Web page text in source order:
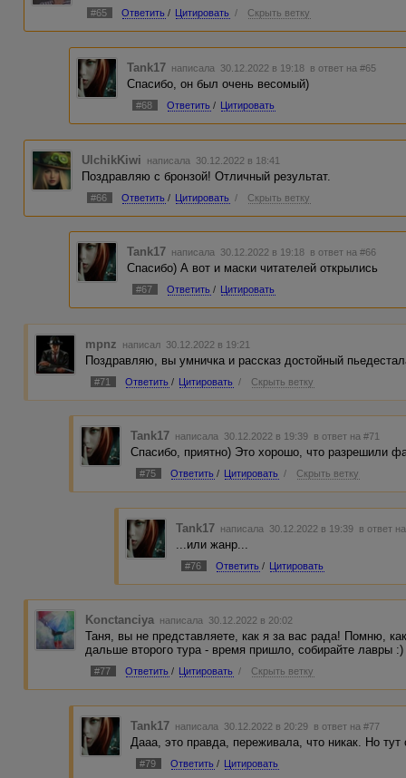
#65 Ответить / Цитировать / Скрыть ветку
Tank17 написала 30.12.2022 в 19:18 в ответ на #65
Спасибо, он был очень весомый)
#68 Ответить / Цитировать
UlchikKiwi написала 30.12.2022 в 18:41
Поздравляю с бронзой! Отличный результат.
#66 Ответить / Цитировать / Скрыть ветку
Tank17 написала 30.12.2022 в 19:18 в ответ на #66
Спасибо) А вот и маски читателей открылись
#67 Ответить / Цитировать
mpnz написал 30.12.2022 в 19:21
Поздравляю, вы умничка и рассказ достойный
#71 Ответить / Цитировать / Скрыть ветку
Tank17 написала 30.12.2022 в 19:39 в ответ на #71
Спасибо, приятно) Это хорошо, что разрешили
#75 Ответить / Цитировать / Скрыть ветку
Tank17 написала 30.12.2022 в 19:39 в ответ
...или жанр...
#76 Ответить / Цитировать
Konctanciya написала 30.12.2022 в 20:02
Таня, вы не представляете, как я за вас рада! Помню,
дальше второго тура - время пришло, собирайте лавры
#77 Ответить / Цитировать / Скрыть ветку
Tank17 написала 30.12.2022 в 20:29 в ответ на #77
Дааа, это правда, переживала, что никак. Но
#79 Ответить / Цитировать